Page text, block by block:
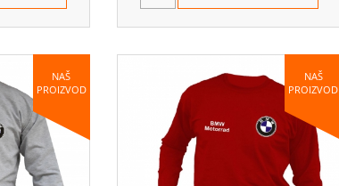
NAŠ
PROIZVOD
NAŠ
PROIZVOD